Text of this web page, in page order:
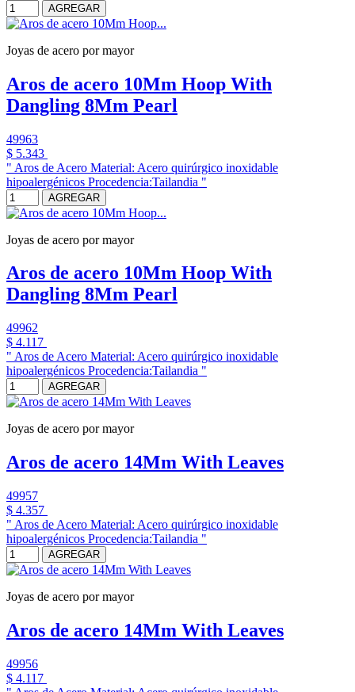
AGREGAR
Joyas de acero por mayor
Aros de acero 10Mm Hoop With
Dangling 8Mm Pearl
49963
$ 5.343
" Aros de Acero Material: Acero quirúrgico inoxidable
hipoalergénicos Procedencia:Tailandia "
AGREGAR
Joyas de acero por mayor
Aros de acero 10Mm Hoop With
Dangling 8Mm Pearl
49962
$ 4.117
" Aros de Acero Material: Acero quirúrgico inoxidable
hipoalergénicos Procedencia:Tailandia "
AGREGAR
Joyas de acero por mayor
Aros de acero 14Mm With Leaves
49957
$ 4.357
" Aros de Acero Material: Acero quirúrgico inoxidable
hipoalergénicos Procedencia:Tailandia "
AGREGAR
Joyas de acero por mayor
Aros de acero 14Mm With Leaves
49956
$ 4.117